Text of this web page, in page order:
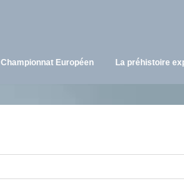
Championnat Européen La préhistoire